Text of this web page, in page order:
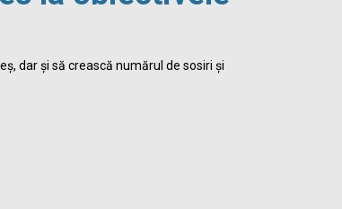
dar și să crească numărul de sosiri și